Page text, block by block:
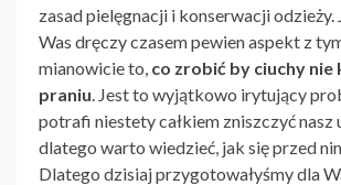
zasad pielęgnacji i konserwacji odzieży.
Was dręczy czasem pewien aspekt z
mianowicie to, co zrobić by ciuchy nie
praniu . Jest to wyjątkowo irytujący
potrafi niestety całkiem zniszczyć nasz
dlatego warto wiedzieć, jak się przed
Dlatego dzisiaj przygotowałyśmy dla